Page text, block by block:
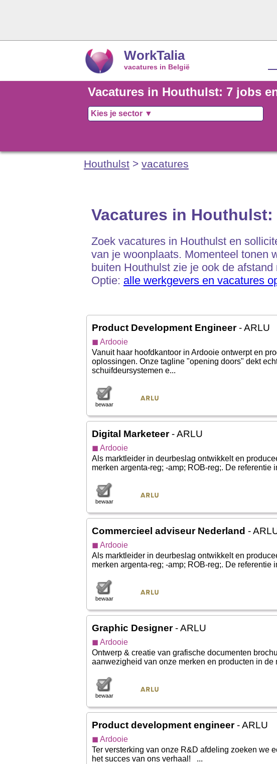
WorkTalia
vacatures in België
Vacatures in Houthulst: 7 jobs
Houthulst > vacatures
Vacatures in
Zoek vacatures in Houthulst en
van je woonplaats. Momenteel tonen
buiten Houthulst zie je ook de afstand
Optie: alle werkgevers en vacatures
Product Development Engineer- ARLU
◼ Ardooie
Vanuit haar hoofdkantoor in Ardooie ontwerpt en
oplossingen. Onze tagline "opening doors" dekt
schuifdeursystemen e...
bewaar
Digital Marketeer- ARLU
◼ Ardooie
Als marktleider in deurbeslag ontwikkelt en
merken argenta-reg; -amp; ROB-reg;. De
bewaar
Commercieel adviseur Nederland -
◼ Ardooie
Als marktleider in deurbeslag ontwikkelt en
merken argenta-reg; -amp; ROB-reg;. De
bewaar
Graphic Designer- ARLU
◼ Ardooie
Ontwerp & creatie van grafische documenten
aanwezigheid van onze merken en producten in de
bewaar
Product development engineer- ARLU
◼ Ardooie
Ter versterking van onze R&D afdeling zoeken we
het succes van ons verhaal! ...